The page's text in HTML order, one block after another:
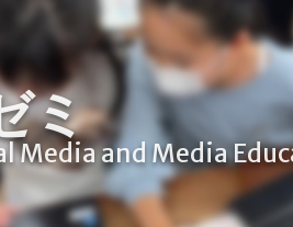
ミ
Media and Media